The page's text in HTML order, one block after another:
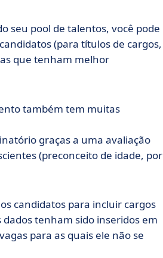
seu pool de talentos, você pode
(para títulos de cargos,
que tenham melhor
também tem muitas
graças a uma avaliação
(preconceito de idade, por
candidatos para incluir cargos
tenham sido inseridos em
para as quais ele não se